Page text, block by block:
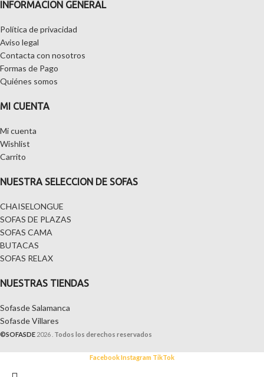
INFORMACION GENERAL
Política de privacidad
Aviso legal
Contacta con nosotros
Formas de Pago
Quiénes somos
MI CUENTA
Mi cuenta
Wishlist
Carrito
NUESTRA SELECCION DE SOFAS
CHAISELONGUE
SOFAS DE PLAZAS
SOFAS CAMA
BUTACAS
SOFAS RELAX
NUESTRAS TIENDAS
Sofasde Salamanca
Sofasde Villares
©SOFASDE 2026 . Todos los derechos reservados
FacebookInstagram TikTok